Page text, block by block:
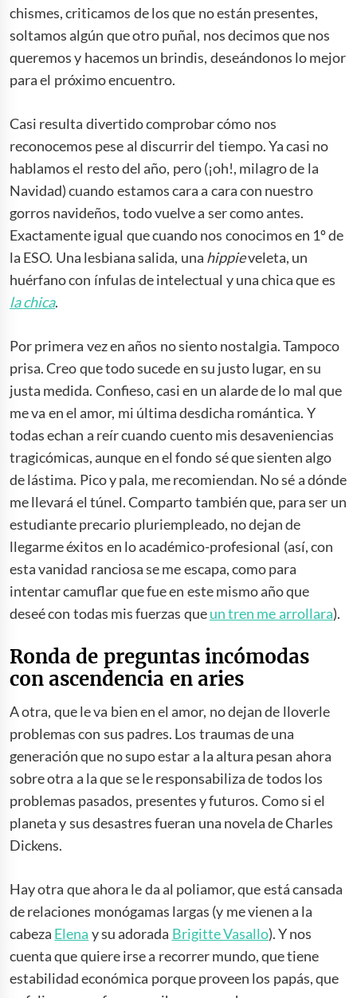
chismes, criticamos de los que no están presentes,
soltamos algún que otro puñal, nos decimos que nos
queremos y hacemos un brindis, deseándonos lo mejor
para el próximo encuentro.
Casi resulta divertido comprobar cómo nos
reconocemos pese al discurrir del tiempo. Ya casi no
hablamos el resto del año, pero (¡oh!, milagro de la
Navidad) cuando estamos cara a cara con nuestro
gorros navideños, todo vuelve a ser como antes.
Exactamente igual que cuando nos conocimos en 1º de
la ESO. Una lesbiana salida, una hippieveleta, un
huérfano con ínfulas de intelectual y una chica que es
lachica.
Por primera vez en años no siento nostalgia. Tampoco
prisa. Creo que todo sucede en su justo lugar, en su
justa medida. Confieso, casi en un alarde de lo mal que
me va en el amor, mi última desdicha romántica. Y
todas echan a reír cuando cuento mis desaveniencias
tragicómicas, aunque en el fondo sé que sienten algo
de lástima. Pico y pala, me recomiendan. No sé a dónde
me llevará el túnel. Comparto también que, para ser un
estudiante precario pluriempleado, no dejan de
llegarme éxitos en lo académico-profesional (así, con
esta vanidad ranciosa se me escapa, como para
intentar camuflar que fue en este mismo año que
deseé con todas mis fuerzas queun tren me arrollara).
Ronda de preguntas incómodas
con ascendencia en aries
A otra, que le va bien en el amor, no dejan de lloverle
problemas con sus padres. Los traumas de una
generación que no supo estar a la altura pesan ahora
sobre otra a la que se le responsabiliza de todos los
problemas pasados, presentes y futuros. Como si el
planeta y sus desastres fueran una novela de Charles
Dickens.
Hay otra que ahora le da al poliamor, que está cansada
de relaciones monógamas largas (y me vienen a la
cabeza Elena y su adorada Brigitte Vasallo). Y nos
cuenta que quiere irse a recorrer mundo, que tiene
estabilidad económica porque proveen los papás, que